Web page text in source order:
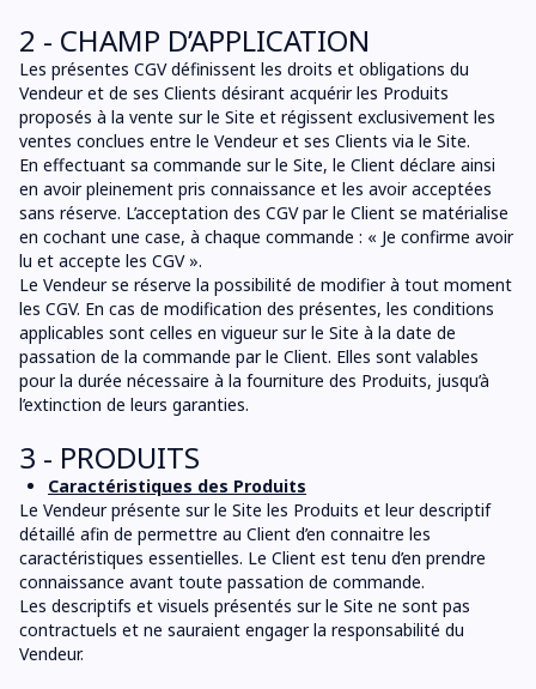
2 - CHAMP D’APPLICATION
Les présentes CGV définissent les droits et obligations du
Vendeur et de ses Clients désirant acquérir les Produits
proposés à la vente sur le Site et régissent exclusivement les
ventes conclues entre le Vendeur et ses Clients via le Site.
En effectuant sa commande sur le Site, le Client déclare ainsi
en avoir pleinement pris connaissance et les avoir acceptées
sans réserve. L’acceptation des CGV par le Client se matérialise
en cochant une case, à chaque commande : « Je confirme avoir
lu et accepte les CGV ».
Le Vendeur se réserve la possibilité de modifier à tout moment
les CGV. En cas de modification des présentes, les conditions
applicables sont celles en vigueur sur le Site à la date de
passation de la commande par le Client. Elles sont valables
pour la durée nécessaire à la fourniture des Produits, jusqu’à
l’extinction de leurs garanties.
3 - PRODUITS
Caractéristiques des Produits
Le Vendeur présente sur le Site les Produits et leur descriptif
détaillé afin de permettre au Client d’en connaitre les
caractéristiques essentielles. Le Client est tenu d’en prendre
connaissance avant toute passation de commande.
Les descriptifs et visuels présentés sur le Site ne sont pas
contractuels et ne sauraient engager la responsabilité du
Vendeur.